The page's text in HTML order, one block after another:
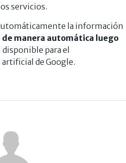
servicios.
la información
de manera automática luego
para el
de Google.